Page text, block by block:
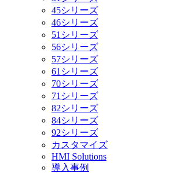
45シリーズ
46シリーズ
51シリーズ
56シリーズ
57シリーズ
61シリーズ
70シリーズ
71シリーズ
82シリーズ
84シリーズ
92シリーズ
カスタマイズ
HMI Solutions
導入事例